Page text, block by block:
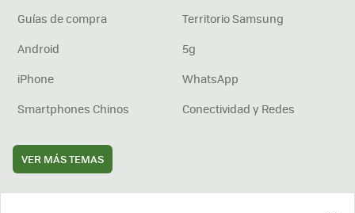
Guías de compra
Territorio Samsung
Android
5g
iPhone
WhatsApp
Smartphones Chinos
Conectividad y Redes
VER MÁS TEMAS